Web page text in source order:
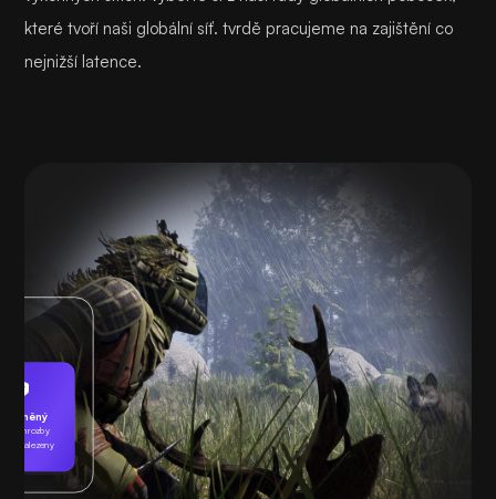
které tvoří naši globální síť. tvrdě pracujeme na zajištění co
nejnižší latence.
hrozby
nalezeny